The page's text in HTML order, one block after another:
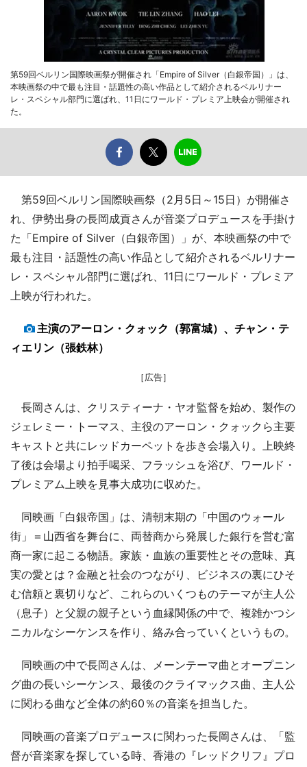
第59回ベルリン国際映画祭が開催され「Empire of Silver（白銀帝国）」は、
本映画祭の中で最も注目・話題性の高い作品として紹介されるベルリナー
レ・スペシャル部門に選ばれ、11日にワールド・プレミア上映会が開催され
た。
第59回ベルリン国際映画祭（2月5日～15日）が開催さ
れ、伊勢出身の長岡成貢さんが音楽プロデュースを手掛け
た「Empire of Silver（白銀帝国）」が、本映画祭の中で
最も注目・話題性の高い作品として紹介されるベルリナー
レ・スペシャル部門に選ばれ、11日にワールド・プレミア
上映が行われた。
主演のアーロン・クォック（郭富城）、チャン・テ
ィエリン（張鉄林）
［広告］
長岡さんは、クリスティーナ・ヤオ監督を始め、製作の
ジェレミー・トーマス、主役のアーロン・クォックら主要
キャストと共にレッドカーペットを歩き会場入り。上映終
了後は会場より拍手喝采、フラッシュを浴び、ワールド・
プレミアム上映を見事大成功に収めた。
同映画「白銀帝国」は、清朝末期の「中国のウォール
街」＝山西省を舞台に、両替商から発展した銀行を営む富
商一家に起こる物語。家族・血族の重要性とその意味、真
実の愛とは？金融と社会のつながり、ビジネスの裏にひそ
む信頼と裏切りなど、これらのいくつものテーマが主人公
（息子）と父親の親子という血縁関係の中で、複雑かつシ
ニカルなシーケンスを作り、絡み合っていくというもの。
同映画の中で長岡さんは、メーンテーマ曲とオープニン
グ曲の長いシーケンス、最後のクライマックス曲、主人公
に関わる曲など全体の約60％の音楽を担当した。
同映画の音楽プロデュースに関わった長岡さんは、「監
督が音楽家を探している時、香港の『レッドクリフ』プロ